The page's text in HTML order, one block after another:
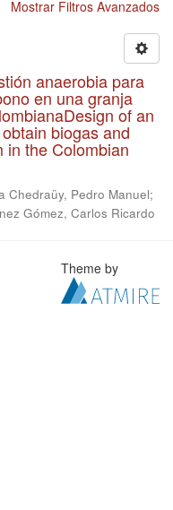
Mostrar Filtros Avanzados
anaerobia para
en una granja
of an
biogas and
in the Colombian
Chedraüy, Pedro Manuel;
Gómez, Carlos Ricardo
Theme by